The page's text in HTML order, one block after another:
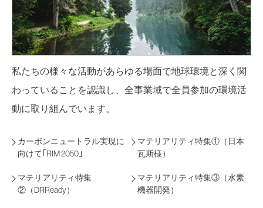
私たちの様々な活動があらゆる場面で地球環境と深く関
わっていることを認識し、 全事業域で全員参加の環境活
動に取り組んでいます。
カーボンニュートラル実現に
向けて｢RIM 2050｣
マテリアリティ特集①（日本
瓦斯様）
マテリアリティ特集
②（DRReady）
マテリアリティ特集③（水素
機器開発）